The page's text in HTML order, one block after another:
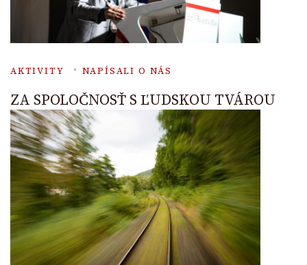
AKTIVITY NAPÍSALI O NÁS
ZA SPOLOČNOSŤ S ĽUDSKOU TVÁROU